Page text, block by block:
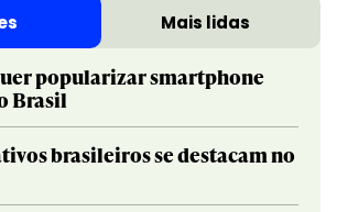
Mais lidas
popularizar smartphone
Brasil
brasileiros se destacam no